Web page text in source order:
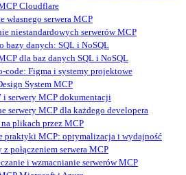
Cloudflare
własnego serwera MCP
niestandardowych serwerów MCP
bazy danych: SQL i NoSQL
dla baz danych SQL i NoSQL
code: Figma i systemy projektowe
System MCP
i serwery MCP dokumentacji
serwery MCP dla każdego developera
na plikach przez MCP
praktyki MCP: optymalizacja i wydajność
z połączeniem serwera MCP
i wzmacnianie serwerów MCP